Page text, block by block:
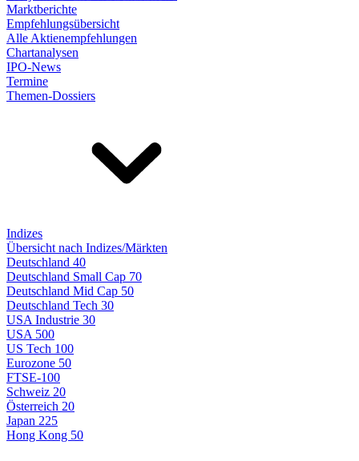
Marktberichte
Empfehlungsübersicht
Alle Aktienempfehlungen
Chartanalysen
IPO-News
Termine
Themen-Dossiers
Indizes
Übersicht nach Indizes/Märkten
Deutschland 40
Deutschland Small Cap 70
Deutschland Mid Cap 50
Deutschland Tech 30
USA Industrie 30
USA 500
US Tech 100
Eurozone 50
FTSE-100
Schweiz 20
Österreich 20
Japan 225
Hong Kong 50